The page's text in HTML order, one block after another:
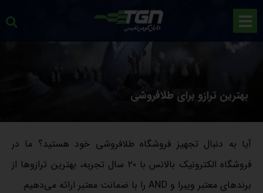
بهترین ترازو برای طلافروشی
آیا به دنبال تجهیز فروشگاه طلافروشی خود هستید؟ ما در
فروشگاه الکترونیک بالانس با ۲۰ سال تجربه، بهترین ترازوها از
برندهای معتبر ویبرا و AND را با ضمانت معتبر ارائه می‌دهیم.